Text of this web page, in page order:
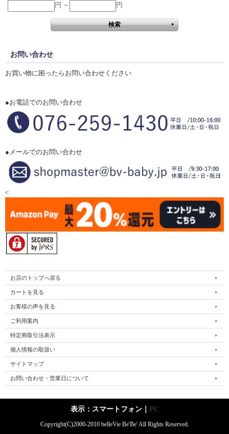
円 ～
円
お問い合わせ
お買い物に困ったらお問い合わせください
●お電話でのお問い合わせ
●メールでのお問い合わせ
<
お店のトップへ戻る
カートを見る
お客様の声を見る
ご利用案内
特定商取引法表示
個人情報の取扱い
サイトマップ
お問い合わせ・営業日について
表示：スマートフォン｜ PC
Copyright(C)2000-2010 belleVie Be'Be' All Rights Reserved.